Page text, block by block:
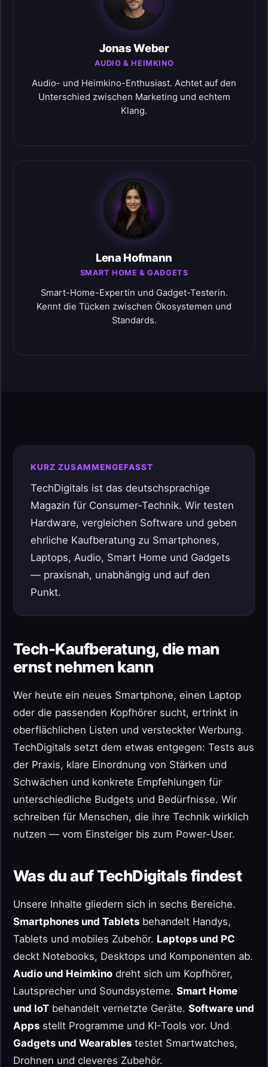
Jonas Weber
AUDIO & HEIMKINO
Audio- und Heimkino-Enthusiast. Achtet auf den
Unterschied zwischen Marketing und echtem
Klang.
Lena Hofmann
SMART HOME & GADGETS
Smart-Home-Expertin und Gadget-Testerin.
Kennt die Tücken zwischen Ökosystemen und
Standards.
KURZ ZUSAMMENGEFASST
TechDigitals ist das deutschsprachige
Magazin für Consumer-Technik. Wir testen
Hardware, vergleichen Software und geben
ehrliche Kaufberatung zu Smartphones,
Laptops, Audio, Smart Home und Gadgets
— praxisnah, unabhängig und auf den
Punkt.
Tech-Kaufberatung, die man
ernst nehmen kann
Wer heute ein neues Smartphone, einen Laptop
oder die passenden Kopfhörer sucht, ertrinkt in
oberflächlichen Listen und versteckter Werbung.
TechDigitals setzt dem etwas entgegen: Tests aus
der Praxis, klare Einordnung von Stärken und
Schwächen und konkrete Empfehlungen für
unterschiedliche Budgets und Bedürfnisse. Wir
schreiben für Menschen, die ihre Technik wirklich
nutzen — vom Einsteiger bis zum Power-User.
Was du auf TechDigitals findest
Unsere Inhalte gliedern sich in sechs Bereiche.
Smartphones und Tablets behandelt Handys,
Tablets und mobiles Zubehör. Laptops und PC
deckt Notebooks, Desktops und Komponenten ab.
Audio und Heimkino dreht sich um Kopfhörer,
Lautsprecher und Soundsysteme. Smart Home
und IoT behandelt vernetzte Geräte. Software und
Apps stellt Programme und KI-Tools vor. Und
Gadgets und Wearables testet Smartwatches,
Drohnen und cleveres Zubehör.